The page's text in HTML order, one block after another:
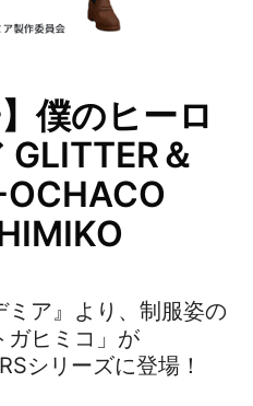
僕のヒーロ
＆
ミア』より、制服姿の
ガヒミコ」が
シリーズに登場！